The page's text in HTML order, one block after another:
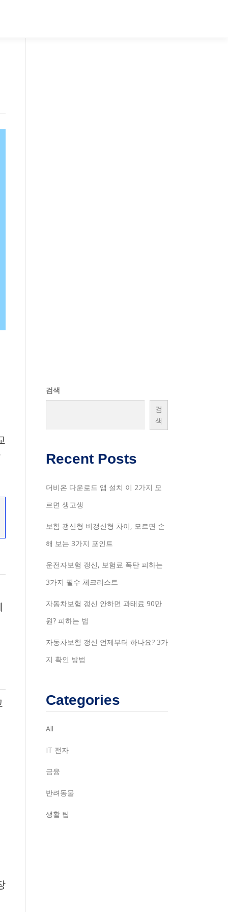
검색
검
색
Recent Posts
더비온 다운로드 앱 설치 이 2가지 모
르면 생고생
보험 갱신형 비갱신형 차이, 모르면 손
해 보는 3가지 포인트
운전자보험 갱신, 보험료 폭탄 피하는
3가지 필수 체크리스트
자동차보험 갱신 안하면 과태료 90만
원? 피하는 법
자동차보험 갱신 언제부터 하나요? 3가
지 확인 방법
Categories
All
IT 전자
금융
반려동물
생활 팁